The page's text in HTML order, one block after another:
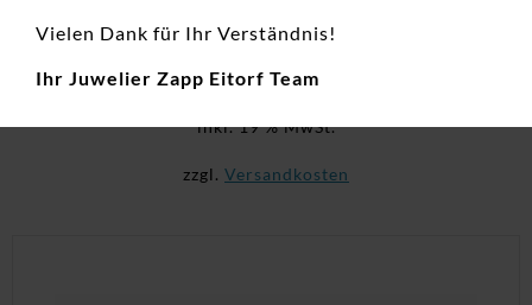
Damenanhänger, Neuheiten, Silber, Zirkonia, Zirkoniaschmuck
69,00€
inkl. 19 % MwSt.
zzgl. Versandkosten
Vielen Dank für Ihr Verständnis!
Ihr Juwelier Zapp Eitorf Team